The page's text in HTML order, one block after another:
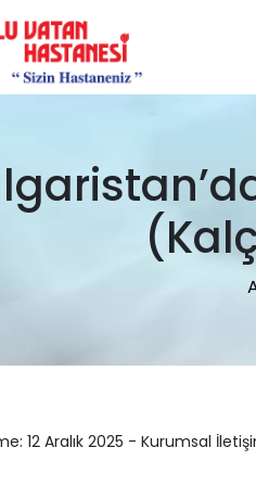
12 Aralık 2025 - Kurumsal